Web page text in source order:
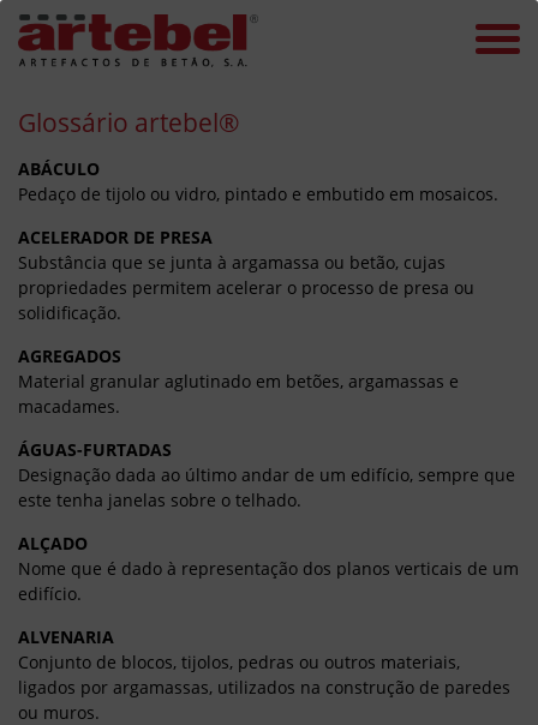
Glossário artebel®
ABÁCULO
Pedaço de tijolo ou vidro, pintado e embutido em mosaicos.
ACELERADOR DE PRESA
Substância que se junta à argamassa ou betão, cujas
propriedades permitem acelerar o processo de presa ou
solidificação.
AGREGADOS
Material granular aglutinado em betões, argamassas e
macadames.
ÁGUAS-FURTADAS
Designação dada ao último andar de um edifício, sempre que
este tenha janelas sobre o telhado.
ALÇADO
Nome que é dado à representação dos planos verticais de um
edifício.
ALVENARIA
Conjunto de blocos, tijolos, pedras ou outros materiais,
ligados por argamassas, utilizados na construção de paredes
ou muros.